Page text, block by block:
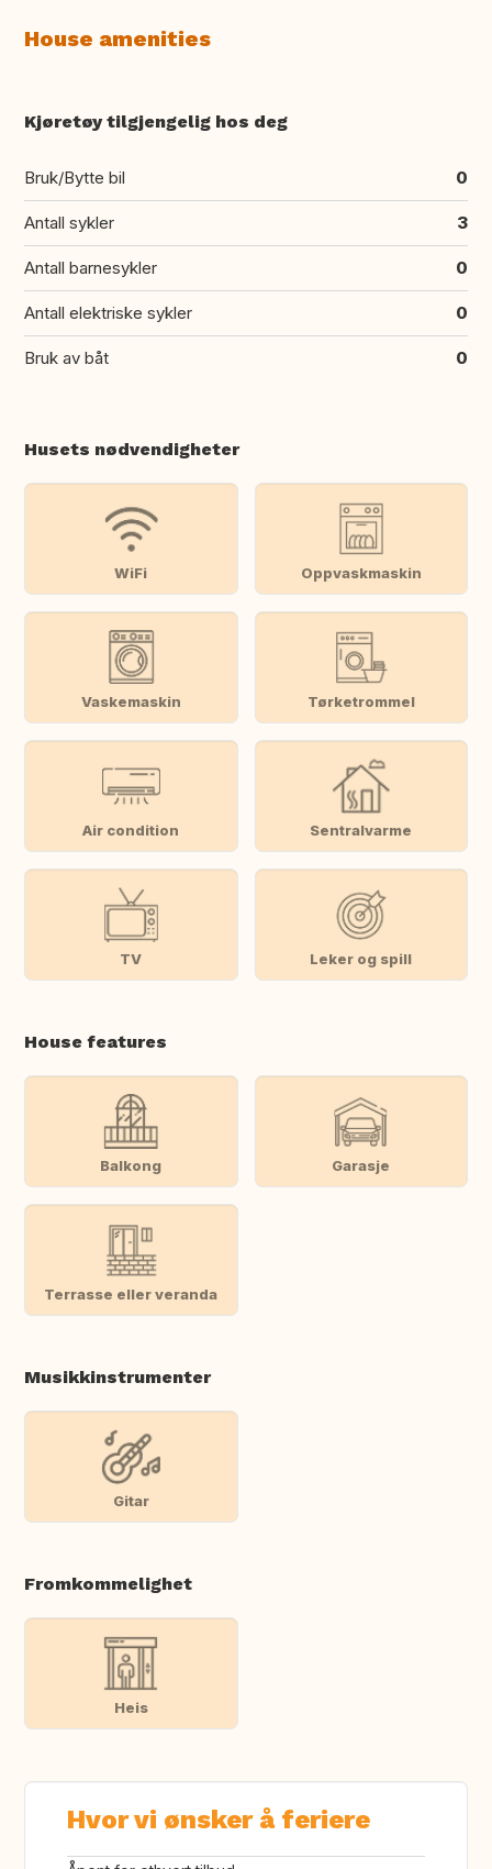
House amenities
Kjøretøy tilgjengelig hos deg
Bruk/Bytte bil 0
Antall sykler 3
Antall barnesykler 0
Antall elektriske sykler 0
Bruk av båt 0
Husets nødvendigheter
WiFi Oppvaskmaskin
Vaskemaskin Tørketrommel
Air condition Sentralvarme
TV Leker og spill
House features
Balkong Garasje
Terrasse eller veranda
Musikkinstrumenter
Gitar
Fromkommelighet
Heis
Hvor vi ønsker å feriere